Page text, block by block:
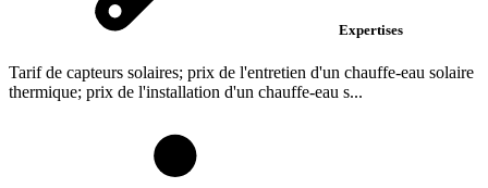
Expertises
Tarif de capteurs solaires; prix de l'entretien d'un chauffe-eau solaire
thermique; prix de l'installation d'un chauffe-eau s...